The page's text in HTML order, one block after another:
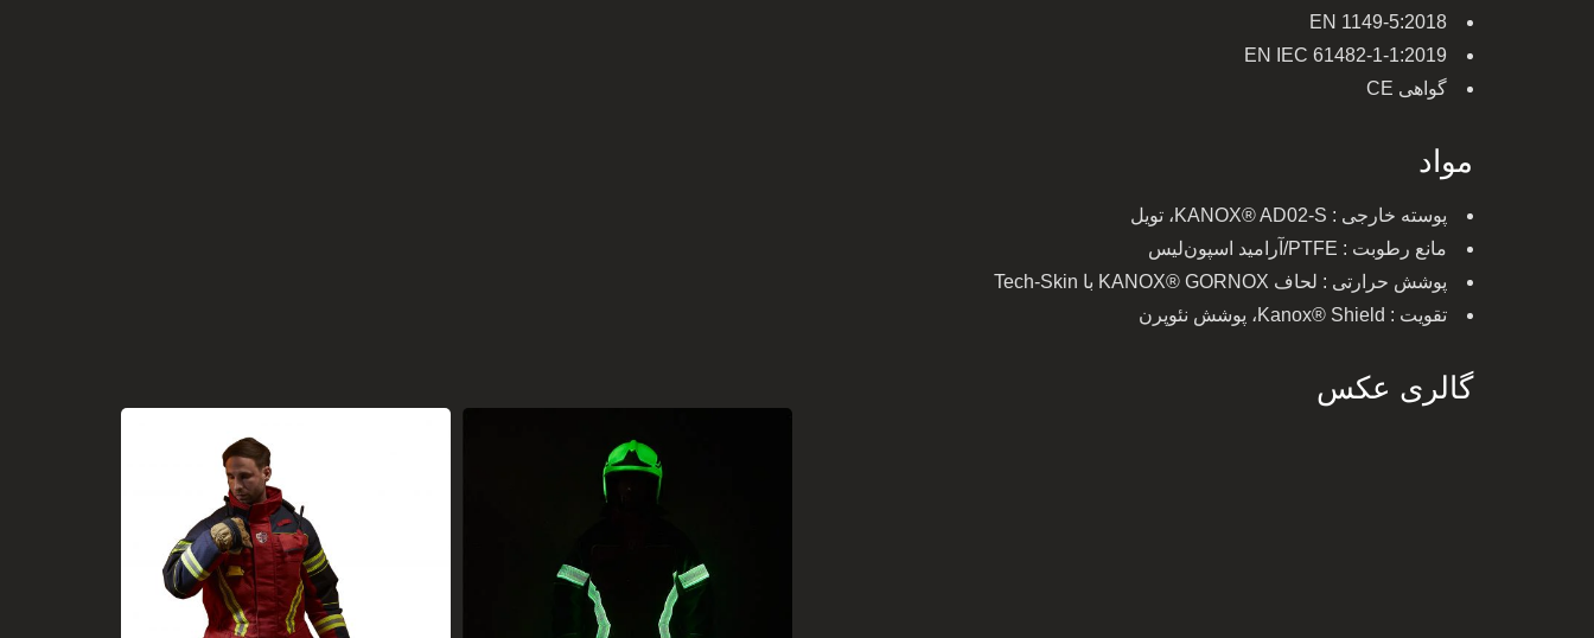
EN 1149-5:2018
EN IEC 61482-1-1:2019
گواهی CE
مواد
پوسته خارجی : KANOX® AD02-S، تویل
مانع رطوبت : PTFE/آرامید اسپون‌لیس
پوشش حرارتی : لحاف KANOX® GORNOX با Tech-Skin
تقویت : Kanox® Shield، پوشش نئوپرن
گالری عکس